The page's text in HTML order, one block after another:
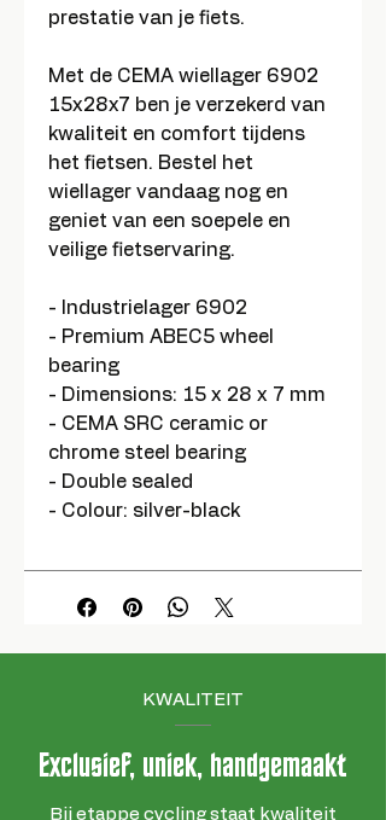
prestatie van je fiets.
Met de CEMA wiellager 6902
15x28x7 ben je verzekerd van
kwaliteit en comfort tijdens
het fietsen. Bestel het
wiellager vandaag nog en
geniet van een soepele en
veilige fietservaring.
- Industrielager 6902
- Premium ABEC5 wheel
bearing
- Dimensions: 15 x 28 x 7 mm
- CEMA SRC ceramic or
chrome steel bearing
- Double sealed
- Colour: silver-black
KWALITEIT
Exclusief, uniek, handgemaakt
Bij etappe cycling staat kwaliteit